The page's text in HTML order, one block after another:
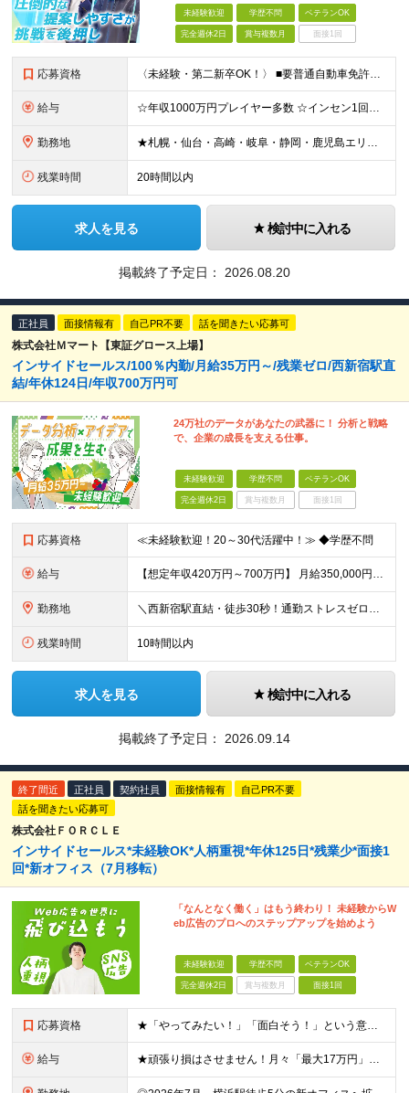
未経験歓迎 学歴不問 ベテランOK
完全週休2日 賞与複数月 面接1回
応募資格 〈未経験・第二新卒OK！〉 ■要普通自動車免許（AT限定可） ■学歴不問 ＼ひとつでも当てはまる方はぜひ当社へ！／ ☆営業に集中できる環境で働きたい ☆成果が正当に評価される環境だ働きたい ☆扱う商
給与 ☆年収1000万円プレイヤー多数 ☆インセン1回で500万円も ☆個人インセンのほか、業績賞与年2回支給 月給30万円～35万円(固定残業代含む)＋達成ボーナス（半期に1回） ※前職・経験等を考慮し
勤務地 ★札幌・仙台・高崎・岐阜・静岡・鹿児島エリア採用強化中 ★急成長中で年間10支店オープン！ 【北海道・東北地方】札幌/仙台/郡山/盛岡 【関東地方】横浜/千葉/東京/つくば/大宮/高崎/宇都宮/立川
残業時間 20時間以内
求人を見る 検討中に入れる
掲載終了予定日： 2026.08.20
正社員 面接情報有 自己PR不要 話を聞きたい応募可
株式会社Ｍマート【東証グロース上場】
インサイドセールス/100％内勤/月給35万円～/残業ゼロ/西新宿駅直
結/年休124日/年収700万円可
24万社のデータがあなたの武器に！ 分析と戦略
で、企業の成長を支える仕事。
未経験歓迎 学歴不問 ベテランOK
完全週休2日 賞与複数月 面接1回
応募資格 ≪未経験歓迎！20～30代活躍中！≫ ◆学歴不問
給与 【想定年収420万円～700万円】 月給350,000円～584,000円＋インセンティブ （基本給302,000円～505,000円、固定残業代48,000円～79,000円/月を含む） ※前職給
勤務地 ＼西新宿駅直結・徒歩30秒！通勤ストレスゼロの好立地／ 東京都新宿区西新宿6-5-1新宿アイランドタワー26階 ※(変更の範囲)会社の指示による
残業時間 10時間以内
求人を見る 検討中に入れる
掲載終了予定日： 2026.09.14
終了間近 正社員 契約社員 面接情報有
自己PR不要
話を聞きたい応募可
株式会社ＦＯＲＣＬＥ
インサイドセールス*未経験OK*人柄重視*年休125日*残業少*面接1
回*新オフィス（7月移転）
「なんとなく働く」はもう終わり！ 未経験からW
eb広告のプロへのステップアップを始めよう
未経験歓迎 学歴不問 ベテランOK
完全週休2日 賞与複数月 面接1回
応募資格 ★「やってみたい！」「面白そう！」という意欲重視の採用です！ ★新オフィスのスタートメンバー募集！ ◎学歴・経験一切不問！未経験・第二新卒大歓迎 ◎基本的なPCスキル（文字入力レベルでOK） ＼こ
給与 ★頑張り損はさせません！月々「最大17万円」のインセンティブ支給！ 【月収イメージ】 ・月収33.5万円（月給23万5000円＋インセンティブ10万円） ・月収47.5万円（月給30万円＋インセンティ